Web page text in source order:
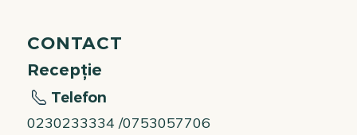
CONTACT
Recepție
Telefon
0230233334 /0753057706